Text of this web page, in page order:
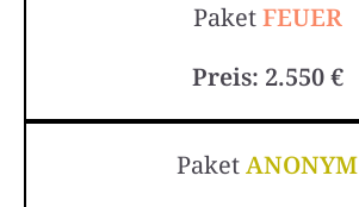
PaketFEUER
Preis: 2.550 €
PaketANONYM